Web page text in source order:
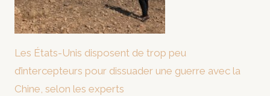
Les États-Unis disposent de trop peu
d’intercepteurs pour dissuader une guerre avec la
Chine, selon les experts